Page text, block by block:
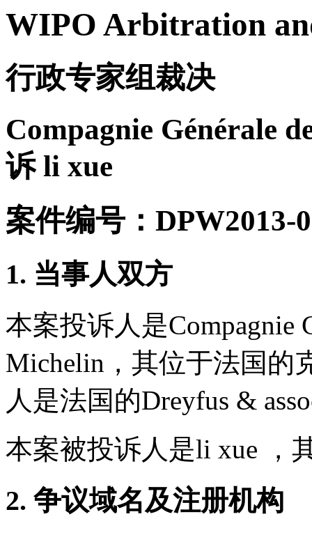
WIPO Arbitration
行政专家组裁决
Compagnie Générale
诉 li xue
案件编号：DPW2013-
1. 当事人双方
本案投诉人是Compagnie
Michelin，其位于法国的
人是法国的Dreyfus &
本案被投诉人是li xue ，
2. 争议域名及注册机构